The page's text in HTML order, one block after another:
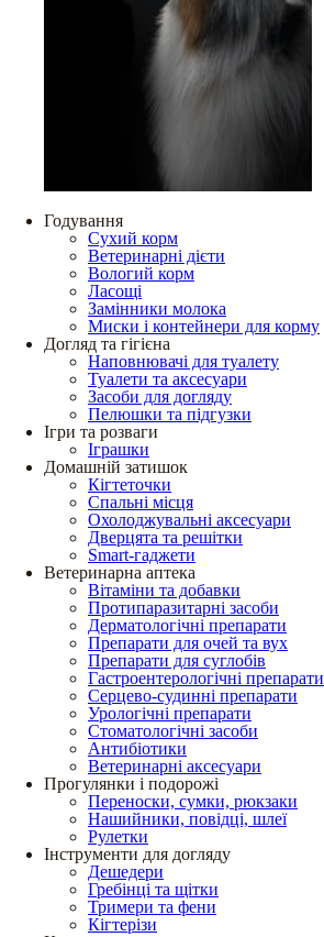
Годування
Сухий корм
Ветеринарні дієти
Вологий корм
Ласощі
Замінники молока
Миски і контейнери для корму
Догляд та гігієна
Наповнювачі для туалету
Туалети та аксесуари
Засоби для догляду
Пелюшки та підгузки
Ігри та розваги
Іграшки
Домашній затишок
Кігтеточки
Спальні місця
Охолоджувальні аксесуари
Дверцята та решітки
Smart-гаджети
Ветеринарна аптека
Вітаміни та добавки
Протипаразитарні засоби
Дерматологічні препарати
Препарати для очей та вух
Препарати для суглобів
Гастроентерологічні препарати
Серцево-судинні препарати
Урологічні препарати
Стоматологічні засоби
Антибіотики
Ветеринарні аксесуари
Прогулянки і подорожі
Переноски, сумки, рюкзаки
Нашийники, повідці, шлеї
Рулетки
Інструменти для догляду
Дешедери
Гребінці та щітки
Тримери та фени
Кігтерізи